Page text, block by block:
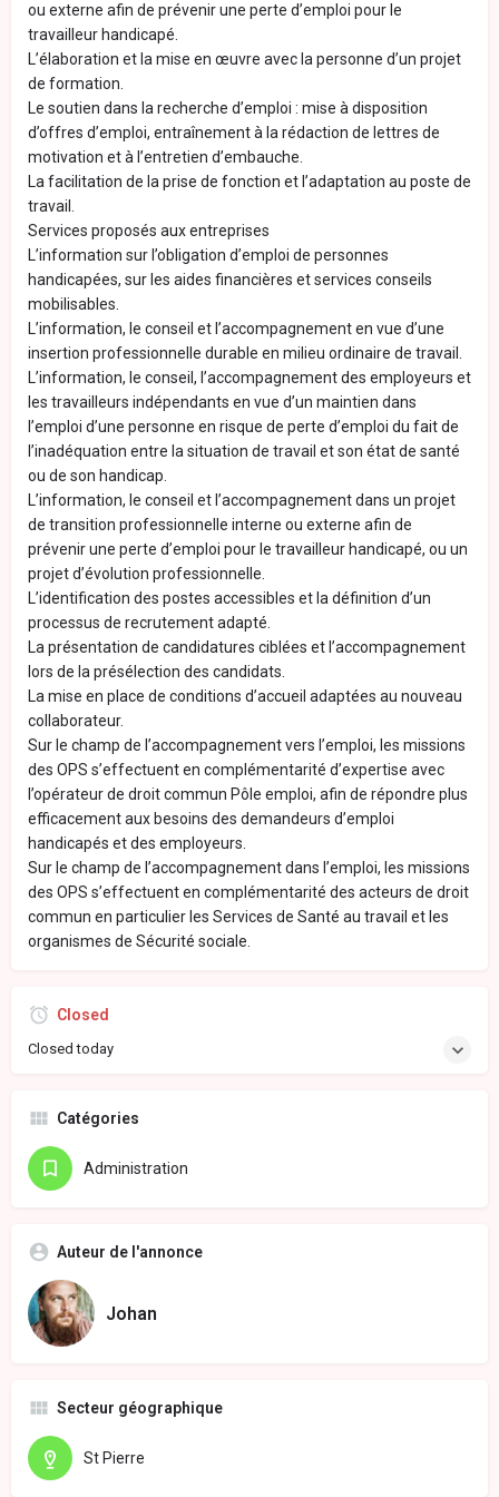
ou externe afin de prévenir une perte d’emploi pour le
travailleur handicapé.
L’élaboration et la mise en œuvre avec la personne d’un projet
de formation.
Le soutien dans la recherche d’emploi : mise à disposition
d’offres d’emploi, entraînement à la rédaction de lettres de
motivation et à l’entretien d’embauche.
La facilitation de la prise de fonction et l’adaptation au poste de
travail.
Services proposés aux entreprises
L’information sur l’obligation d’emploi de personnes
handicapées, sur les aides financières et services conseils
mobilisables.
L’information, le conseil et l’accompagnement en vue d’une
insertion professionnelle durable en milieu ordinaire de travail.
L’information, le conseil, l’accompagnement des employeurs et
les travailleurs indépendants en vue d’un maintien dans
l’emploi d’une personne en risque de perte d’emploi du fait de
l’inadéquation entre la situation de travail et son état de santé
ou de son handicap.
L’information, le conseil et l’accompagnement dans un projet
de transition professionnelle interne ou externe afin de
prévenir une perte d’emploi pour le travailleur handicapé, ou un
projet d’évolution professionnelle.
L’identification des postes accessibles et la définition d’un
processus de recrutement adapté.
La présentation de candidatures ciblées et l’accompagnement
lors de la présélection des candidats.
La mise en place de conditions d’accueil adaptées au nouveau
collaborateur.
Sur le champ de l’accompagnement vers l’emploi, les missions
des OPS s’effectuent en complémentarité d’expertise avec
l’opérateur de droit commun Pôle emploi, afin de répondre plus
efficacement aux besoins des demandeurs d’emploi
handicapés et des employeurs.
Sur le champ de l’accompagnement dans l’emploi, les missions
des OPS s’effectuent en complémentarité des acteurs de droit
commun en particulier les Services de Santé au travail et les
organismes de Sécurité sociale.
Closed
Closed today
Catégories
Administration
Auteur de l'annonce
Johan
Secteur géographique
St Pierre